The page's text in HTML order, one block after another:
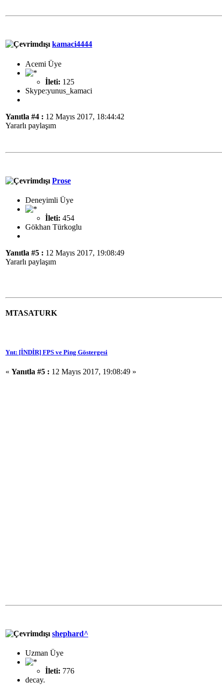
kamaci4444
Acemi Üye
İleti: 125
Skype:yunus_kamaci
Yanıtla #4 : 12 Mayıs 2017, 18:44:42
Yararlı paylaşım
Prose
Deneyimli Üye
İleti: 454
Gökhan Türkoglu
Yanıtla #5 : 12 Mayıs 2017, 19:08:49
Yararlı paylaşım
MTASATURK
Ynt: [İNDİR] FPS ve Ping Göstergesi
« Yanıtla #5 : 12 Mayıs 2017, 19:08:49 »
shephard^
Uzman Üye
İleti: 776
decay.